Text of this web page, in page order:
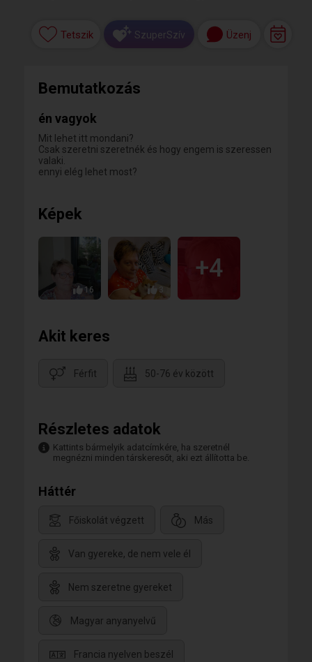
Tetszik SzuperSzív Üzenj
Bemutatkozás
én vagyok
Mit lehet itt mondani?
Csak szeretni szeretnék és hogy engem is szeressen
valaki.
ennyi elég lehet most?
Képek
16
+4
Akit keres
Férfit 50-76 év között
Részletes adatok
Kattints bármelyik adatcímkére, ha szeretnél
megnézni minden társkeresőt, aki ezt állította be.
Háttér
Főiskolát végzett Más
Van gyereke, de nem vele él
Nem szeretne gyereket
Magyar anyanyelvű
Francia nyelven beszél